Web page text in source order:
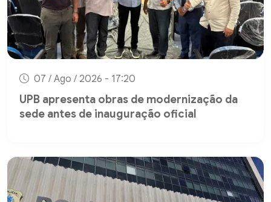
07 / Ago / 2026 - 17:20
UPB apresenta obras de modernização da
sede antes de inauguração oficial